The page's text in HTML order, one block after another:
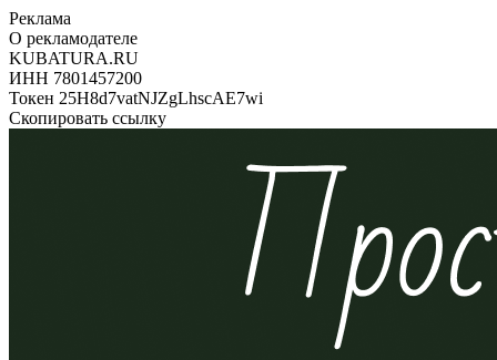
Реклама
О рекламодателе
KUBATURA.RU
ИНН 7801457200
Токен 25H8d7vatNJZgLhscAE7wi
Скопировать ссылку